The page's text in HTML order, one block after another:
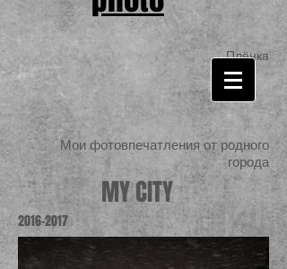
Плёнка
Мои фотовпечатления от родного
города
MY CITY
2016-2017